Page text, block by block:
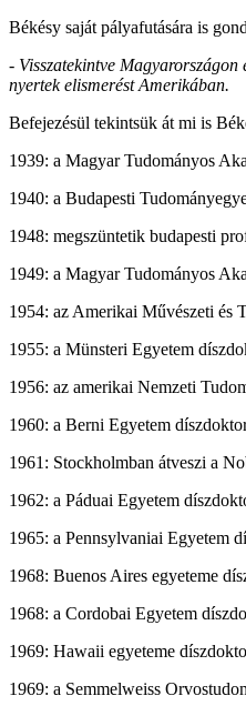
Békésy saját pályafutására is
- Visszatekintve
nyertek elismerést Amerikában.
Befejezésül tekintsük át mi is
1939: a Magyar Tudományos
1940: a Budapesti
1948: megszüntetik budapesti
1949: a Magyar Tudományos
1954: az Amerikai Művészeti és
1955: a Münsteri Egyetem
1956: az amerikai Nemzeti
1960: a Berni Egyetem
1961: Stockholmban átveszi a
1962: a Páduai Egyetem
1965: a Pennsylvaniai Egyetem
1968: Buenos Aires egyeteme
1968: a Cordobai Egyetem
1969: Hawaii egyeteme
1969: a Semmelweiss